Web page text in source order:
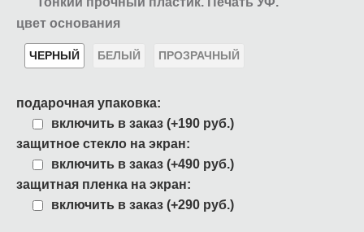
цвет основания
ЧЕРНЫЙ БЕЛЫЙ ПРОЗРАЧНЫЙ
подарочная упаковка:
включить в заказ (+190 руб.)
защитное стекло на экран:
включить в заказ (+490 руб.)
защитная пленка на экран:
включить в заказ (+290 руб.)